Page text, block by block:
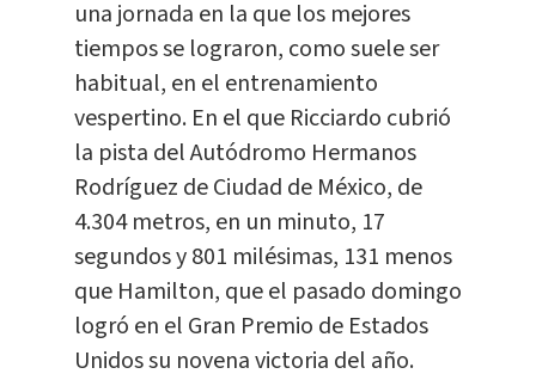
una jornada en la que los mejores
tiempos se lograron, como suele ser
habitual, en el entrenamiento
vespertino. En el que Ricciardo cubrió
la pista del Autódromo Hermanos
Rodríguez de Ciudad de México, de
4.304 metros, en un minuto, 17
segundos y 801 milésimas, 131 menos
que Hamilton, que el pasado domingo
logró en el Gran Premio de Estados
Unidos su novena victoria del año.